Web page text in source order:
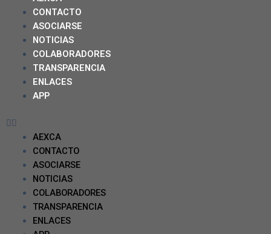
CONTACTO
ASOCIARSE
NOTICIAS
COLABORADORES
TRANSPARENCIA
ENLACES
APP
AEXCA
CONTACTO
ASOCIARSE
NOTICIAS
COLABORADORES
TRANSPARENCIA
ENLACES